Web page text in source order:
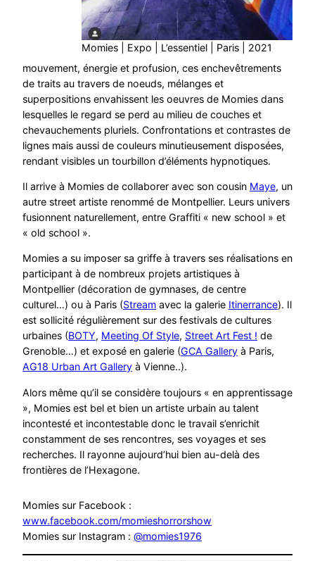
Momies | Expo | L’essentiel | Paris | 2021
mouvement, énergie et profusion, ces enchevêtrements
de traits au travers de noeuds, mélanges et
superpositions envahissent les oeuvres de Momies dans
lesquelles le regard se perd au milieu de couches et
chevauchements pluriels. Confrontations et contrastes de
lignes mais aussi de couleurs minutieusement disposées,
rendant visibles un tourbillon d’éléments hypnotiques.
Il arrive à Momies de collaborer avec son cousin Maye, un
autre street artiste renommé de Montpellier. Leurs univers
fusionnent naturellement, entre Graffiti « new school » et
« old school ».
Momies a su imposer sa griffe à travers ses réalisations en
participant à de nombreux projets artistiques à
Montpellier (décoration de gymnases, de centre
culturel…) ou à Paris (Stream avec la galerie Itinerrance). Il
est sollicité régulièrement sur des festivals de cultures
urbaines (BOTY, Meeting Of Style, Street Art Fest ! de
Grenoble…) et exposé en galerie (GCA Gallery à Paris,
AG18 Urban Art Gallery à Vienne..).
Alors même qu’il se considère toujours « en apprentissage
», Momies est bel et bien un artiste urbain au talent
incontesté et incontestable donc le travail s’enrichit
constamment de ses rencontres, ses voyages et ses
recherches. Il rayonne aujourd’hui bien au-delà des
frontières de l’Hexagone.
Momies sur Facebook :
www.facebook.com/momieshorrorshow
Momies sur Instagram : @momies1976